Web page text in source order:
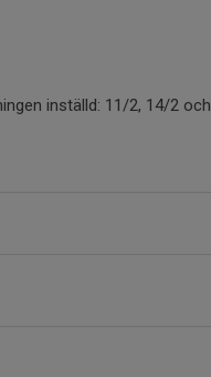
inställd: 11/2, 14/2 och